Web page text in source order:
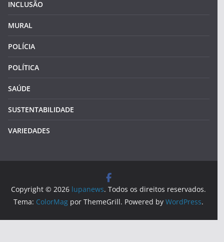
INCLUSÃO
MURAL
POLÍCIA
POLÍTICA
SAÚDE
SUSTENTABILIDADE
VARIEDADES
Copyright © 2026 lupanews. Todos os direitos reservados.
Tema: ColorMag por ThemeGrill. Powered byWordPress.